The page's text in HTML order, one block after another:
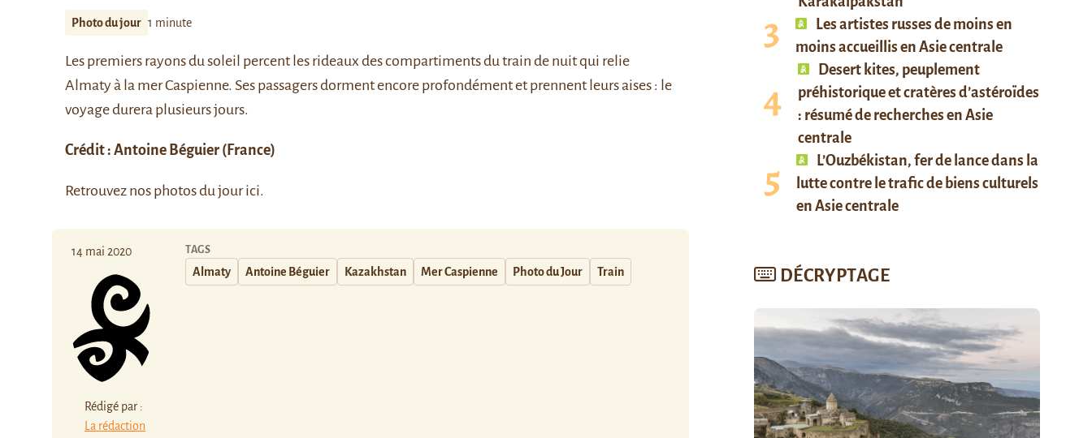
Photo du jour 1 minute
Les premiers rayons du soleil percent les rideaux des compartiments du train de nuit qui relie
Almaty à la mer Caspienne. Ses passagers dorment encore profondément et prennent leurs aises : le
voyage durera plusieurs jours.
Crédit : Antoine Béguier (France)
Retrouvez nos photos du jourici.
14 mai 2020
Rédigé par :
La rédaction
TAGS
Almaty Antoine Béguier Kazakhstan Mer Caspienne Photo du Jour Train
Les artistes russes de moins en
moins accueillis en Asie centrale
Desert kites, peuplement
préhistorique et cratères d’astéroïdes
: résumé de recherches en Asie
centrale
L’Ouzbékistan, fer de lance dans la
lutte contre le trafic de biens culturels
en Asie centrale
DÉCRYPTAGE